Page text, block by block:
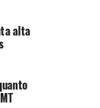
alta